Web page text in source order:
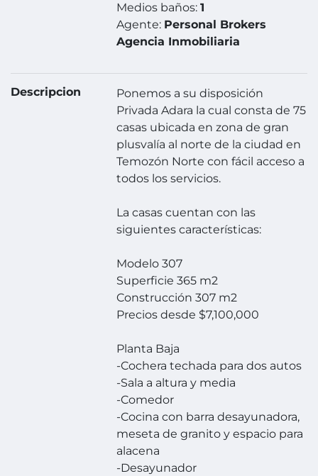
Medios baños:1
Agente: Personal Brokers
Agencia Inmobiliaria
Descripcion
Ponemos a su disposición
Privada Adara la cual consta de 75
casas ubicada en zona de gran
plusvalía al norte de la ciudad en
Temozón Norte con fácil acceso a
todos los servicios.
La casas cuentan con las
siguientes características:
Modelo 307
Superficie 365 m2
Construcción 307 m2
Precios desde $7,100,000
Planta Baja
-Cochera techada para dos autos
-Sala a altura y media
-Comedor
-Cocina con barra desayunadora,
meseta de granito y espacio para
alacena
-Desayunador